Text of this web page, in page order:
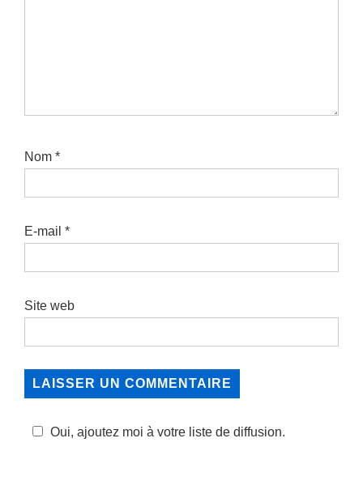
Nom *
E-mail *
Site web
Oui, ajoutez moi à votre liste de diffusion.